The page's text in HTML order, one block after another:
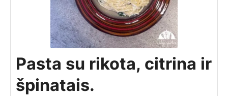
Pasta su rikota, citrina ir
špinatais.